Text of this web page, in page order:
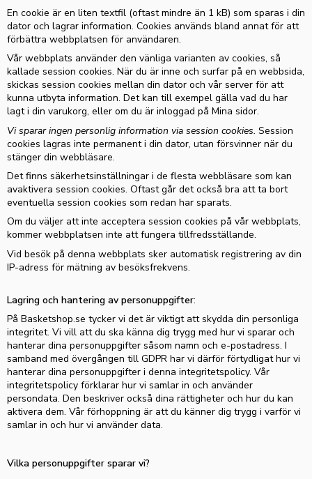
En cookie är en liten textfil (oftast mindre än 1 kB) som sparas i din
dator och lagrar information. Cookies används bland annat för att
förbättra webbplatsen för användaren.
Vår webbplats använder den vänliga varianten av cookies, så
kallade session cookies. När du är inne och surfar på en webbsida,
skickas session cookies mellan din dator och vår server för att
kunna utbyta information. Det kan till exempel gälla vad du har
lagt i din varukorg, eller om du är inloggad på Mina sidor.
Vi sparar ingen personlig information via session cookies. Session
cookies lagras inte permanent i din dator, utan försvinner när du
stänger din webbläsare.
Det finns säkerhetsinställningar i de flesta webbläsare som kan
avaktivera session cookies. Oftast går det också bra att ta bort
eventuella session cookies som redan har sparats.
Om du väljer att inte acceptera session cookies på vår webbplats,
kommer webbplatsen inte att fungera tillfredsställande.
Vid besök på denna webbplats sker automatisk registrering av din
IP-adress för mätning av besöksfrekvens.
Lagring och hantering av personuppgifter:
På Basketshop.se tycker vi det är viktigt att skydda din personliga
integritet. Vi vill att du ska känna dig trygg med hur vi sparar och
hanterar dina personuppgifter såsom namn och e-postadress. I
samband med övergången till GDPR har vi därför förtydligat hur vi
hanterar dina personuppgifter i denna integritetspolicy. Vår
integritetspolicy förklarar hur vi samlar in och använder
persondata. Den beskriver också dina rättigheter och hur du kan
aktivera dem. Vår förhoppning är att du känner dig trygg i varför vi
samlar in och hur vi använder data.
Vilka personuppgifter sparar vi?